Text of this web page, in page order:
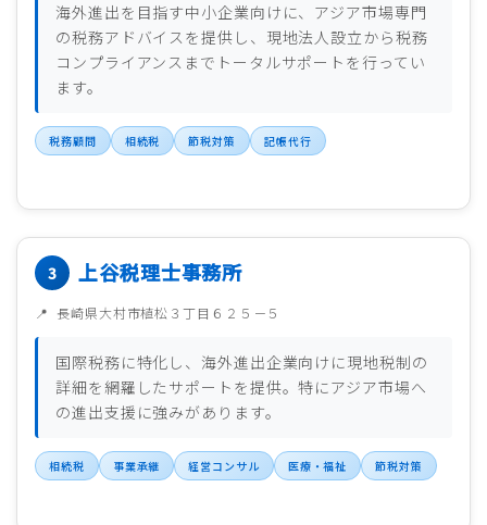
海外進出を目指す中小企業向けに、アジア市場専門
の税務アドバイスを提供し、現地法人設立から税務
コンプライアンスまでトータルサポートを行ってい
ます。
税務顧問 相続税 節税対策 記帳代行
上谷税理士事務所
長崎県大村市植松３丁目６２５－５
国際税務に特化し、海外進出企業向けに現地税制の
詳細を網羅したサポートを提供。特にアジア市場へ
の進出支援に強みがあります。
相続税 事業承継 経営コンサル 医療・福祉 節税対策